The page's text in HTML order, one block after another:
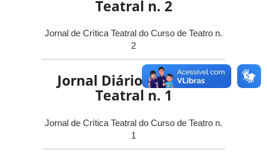
Teatral n. 2
Jornal de Crítica Teatral do Curso de Teatro n.
2
Jornal Diário de Classe
Teatral n. 1
Jornal de Crítica Teatral do Curso de Teatro n.
1